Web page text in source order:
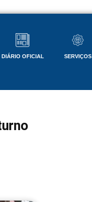
DIÁRIO OFICIAL SERVIÇOS